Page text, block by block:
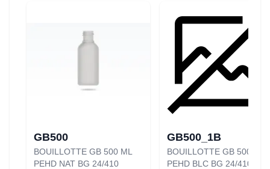
GB500
BOUILLOTTE GB 500 ML
PEHD NAT BG 24/410
GB500_1B
BOUILLOTTE GB 500 ML
PEHD BLC BG 24/410